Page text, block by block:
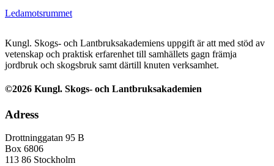
Ledamotsrummet
Kungl. Skogs- och Lantbruksakademiens uppgift är att med stöd av
vetenskap och praktisk erfarenhet till samhällets gagn främja
jordbruk och skogsbruk samt därtill knuten verksamhet.
©2026 Kungl. Skogs- och Lantbruksakademien
Adress
Drottninggatan 95 B
Box 6806
113 86 Stockholm